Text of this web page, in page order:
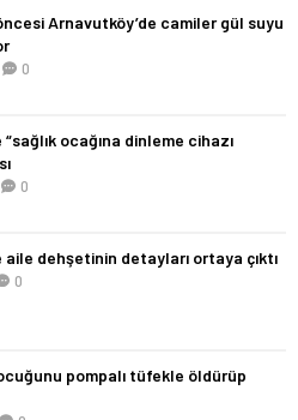
Arnavutköy’de camiler gül suyu
0
ocağına dinleme cihazı
0
aile dehşetinin detayları ortaya çıktı
0
pompalı tüfekle öldürüp